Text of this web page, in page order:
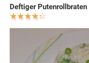
Deftiger Putenrollbraten